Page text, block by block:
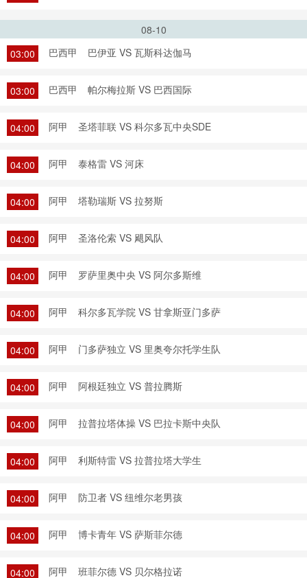
08-10
03:00
巴西甲 巴伊亚 VS 瓦斯科达伽马
03:00 巴西甲 帕尔梅拉斯 VS 巴西国际
04:00 阿甲 圣塔菲联 VS 科尔多瓦中央SDE
04:00 阿甲 泰格雷 VS 河床
04:00 阿甲 塔勒瑞斯 VS 拉努斯
04:00 阿甲 圣洛伦索 VS 飓风队
04:00 阿甲 罗萨里奥中央 VS 阿尔多斯维
04:00 阿甲 科尔多瓦学院 VS 甘拿斯亚门多萨
04:00 阿甲 门多萨独立 VS 里奥夸尔托学生队
04:00 阿甲 阿根廷独立 VS 普拉腾斯
04:00 阿甲 拉普拉塔体操 VS 巴拉卡斯中央队
04:00 阿甲 利斯特雷 VS 拉普拉塔大学生
04:00 阿甲 防卫者 VS 纽维尔老男孩
04:00 阿甲 博卡青年 VS 萨斯菲尔德
04:00 阿甲 班菲尔德 VS 贝尔格拉诺